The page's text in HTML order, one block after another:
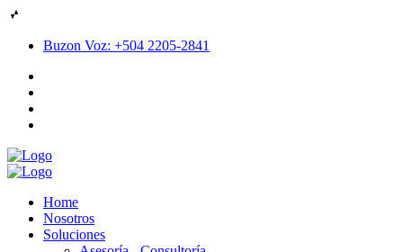
Buzon Voz: +504 2205-2841
Home
Nosotros
Soluciones